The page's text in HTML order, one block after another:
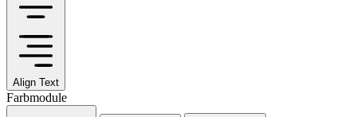
Align Text
Farbmodule